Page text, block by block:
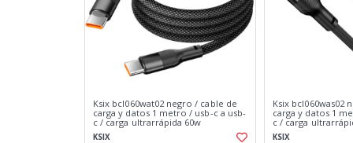
Ksix bcl060wat02 negro / cable de
carga y datos 1 metro / usb-c a usb-
c / carga ultrarrápida 60w
KSIX
Ksix bcl060was02
carga y datos 1
c / carga
KSIX